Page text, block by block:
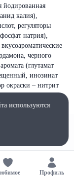
йодированная
калия),
регуляторы
натрия),
черного
(глутамат
инозинат
окраски – нитрит
Профиль
используются